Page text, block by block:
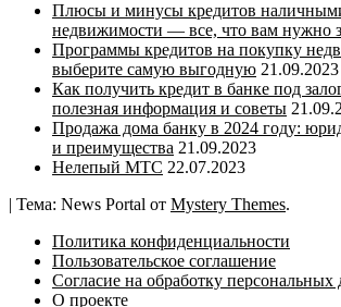
Плюсы и минусы кредитов
недвижимости — все, что вам нужно
Программы кредитов на покупку
выберите самую выгодную 21.09.2023
Как получить кредит в банке под
полезная информация и советы
Продажа дома банку в 2024 году:
и преимущества 21.09.2023
Нелепый МТС 22.07.2023
| Тема: News Portal от Mystery Themes.
Политика конфиденциальности
Пользовательское соглашение
Согласие на обработку
О проекте